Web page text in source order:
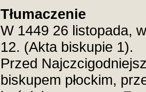
Tłumaczenie
W 1449 26 listopada,
12. (Akta biskupie 1).
Przed
biskupem płockim,